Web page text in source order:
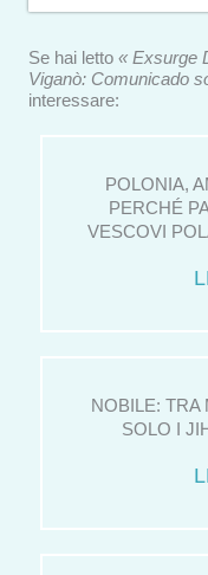
Se hai letto « Exsurge
Viganò: Comunicado
interessare:
POLONIA,
PERCHÉ
VESCOVI
NOBILE: TRA
SOLO I